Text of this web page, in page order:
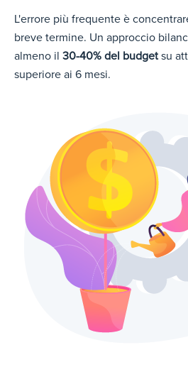
L'errore più frequente è
breve termine. Un approccio
almeno il 30-40% del budgetsu
superiore ai 6 mesi.